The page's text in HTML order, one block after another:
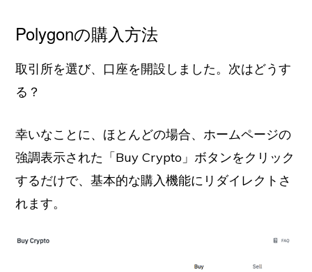
Polygonの購入方法
取引所を選び、口座を開設しました。次はどうす
る？
幸いなことに、ほとんどの場合、ホームページの
強調表示された「Buy Crypto」ボタンをクリック
するだけで、基本的な購入機能にリダイレクトさ
れます。